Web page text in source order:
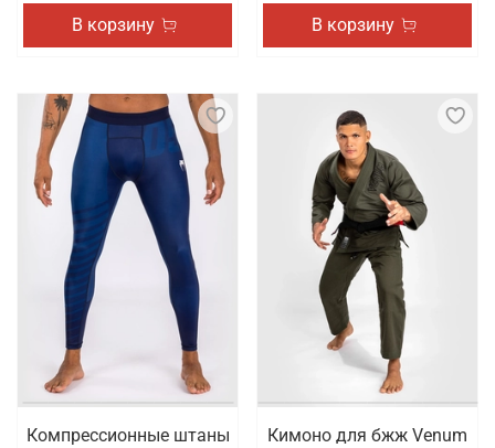
В корзину В корзину
Компрессионные штаны
Кимоно для бжж Venum